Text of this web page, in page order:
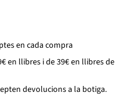
en cada compra
en llibres i de 39€ en llibres de
devolucions a la botiga.